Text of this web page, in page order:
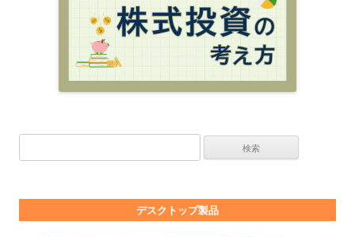
デスクトップ製品